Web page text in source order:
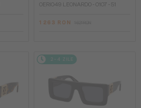
OERI049 LEONARDO - 0107 - 51
1 263 RON
2-4 ZILE